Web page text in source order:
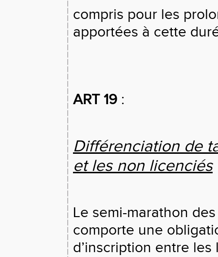
compris pour les
apportées à cette
ART 19 :
Différenciation de
et les non licenciés
Le semi-marathon
comporte une
d’inscription entre